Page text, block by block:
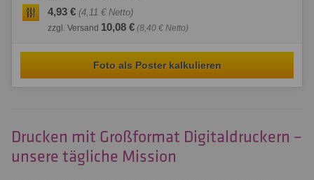
4,93 € (4,11 € Netto)
zzgl. Versand 10,08 € (8,40 € Netto)
Foto als Poster kalkulieren
Drucken mit Großformat Digitaldruckern –
unsere tägliche Mission